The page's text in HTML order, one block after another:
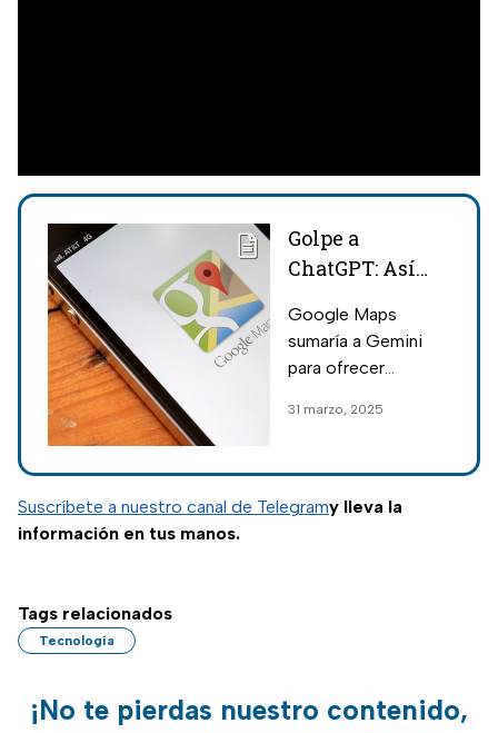
Golpe a
ChatGPT: Así
Gemini con
Google Maps
la vida
Google Maps
sumaría a Gemini
para ofrecer
avanzada sobre
nueva función
permitiría consultar
31 marzo, 2025
Suscríbete a nuestro canal de Telegramy lleva la
información en tus manos.
Tags relacionados
Tecnología
¡No te pierdas nuestro contenido,